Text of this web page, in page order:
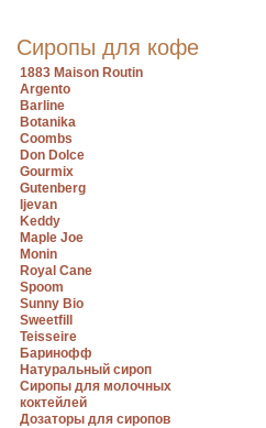
Сиропы для кофе
1883 Maison Routin
Argento
Barline
Botanika
Coombs
Don Dolce
Gourmix
Gutenberg
Ijevan
Keddy
Maple Joe
Monin
Royal Cane
Spoom
Sunny Bio
Sweetfill
Teisseire
Баринофф
Натуральный сироп
Сиропы для молочных
коктейлей
Дозаторы для сиропов